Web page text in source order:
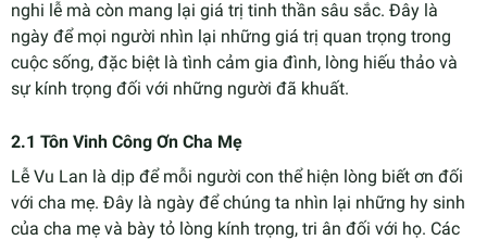
nghi lễ mà còn mang lại giá trị tinh thần sâu sắc. Đây là
ngày để mọi người nhìn lại những giá trị quan trọng trong
cuộc sống, đặc biệt là tình cảm gia đình, lòng hiếu thảo và
sự kính trọng đối với những người đã khuất.
2.1 Tôn Vinh Công Ơn Cha Mẹ
Lễ Vu Lan là dịp để mỗi người con thể hiện lòng biết ơn đối
với cha mẹ. Đây là ngày để chúng ta nhìn lại những hy sinh
của cha mẹ và bày tỏ lòng kính trọng, tri ân đối với họ. Các